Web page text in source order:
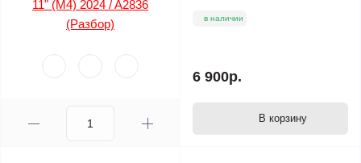
в наличии
6 900р.
В корзину